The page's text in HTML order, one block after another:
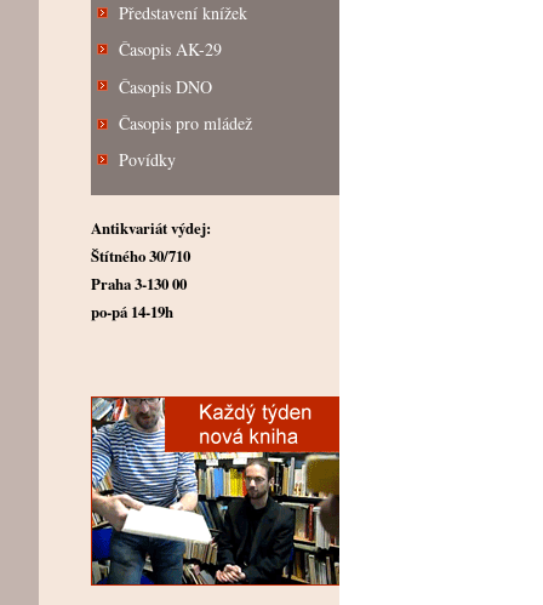
Představení knížek
Časopis AK-29
Časopis DNO
Časopis pro mládež
Povídky
Antikvariát výdej:
Štítného 30/710
Praha 3-130 00
po-pá 14-19h